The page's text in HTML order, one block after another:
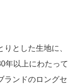
とした生地に、
年以上にわたって
ランドのロングセ